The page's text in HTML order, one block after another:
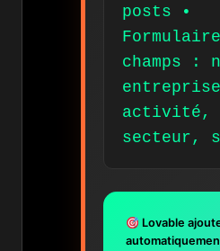
posts •
champs :
activité,
secteur,
Lovable